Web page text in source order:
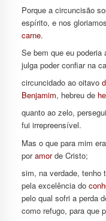
Porque a circuncisão
espírito, e nos
carne.
Se bem que eu poderia
julga poder confiar na
circuncidado ao oitavo
Benjamim, hebreu de
quanto ao zelo,
fui irrepreensível.
Mas o que para mim
poramorde Cristo;
sim, na verdade, tenho
pela excelência do
pelo qual sofri a perda
como refugo, para que